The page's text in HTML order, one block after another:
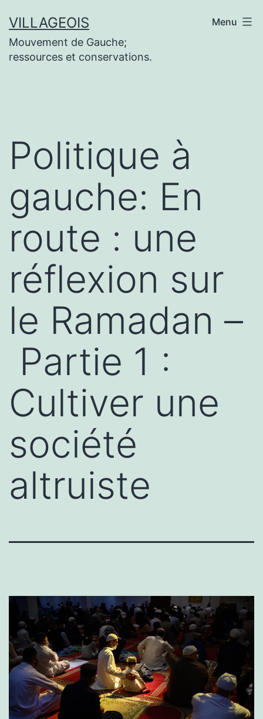
au
contenu
VILLAGEOIS
Mouvement de Gauche;
ressources et conservations.
Menu
Politique à
gauche: En
route : une
réflexion sur
le Ramadan –
Partie 1 :
Cultiver une
société
altruiste